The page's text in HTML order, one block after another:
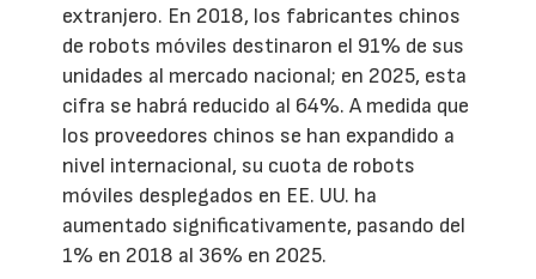
extranjero. En 2018, los fabricantes chinos
de robots móviles destinaron el 91% de sus
unidades al mercado nacional; en 2025, esta
cifra se habrá reducido al 64%. A medida que
los proveedores chinos se han expandido a
nivel internacional, su cuota de robots
móviles desplegados en EE. UU. ha
aumentado significativamente, pasando del
1% en 2018 al 36% en 2025.